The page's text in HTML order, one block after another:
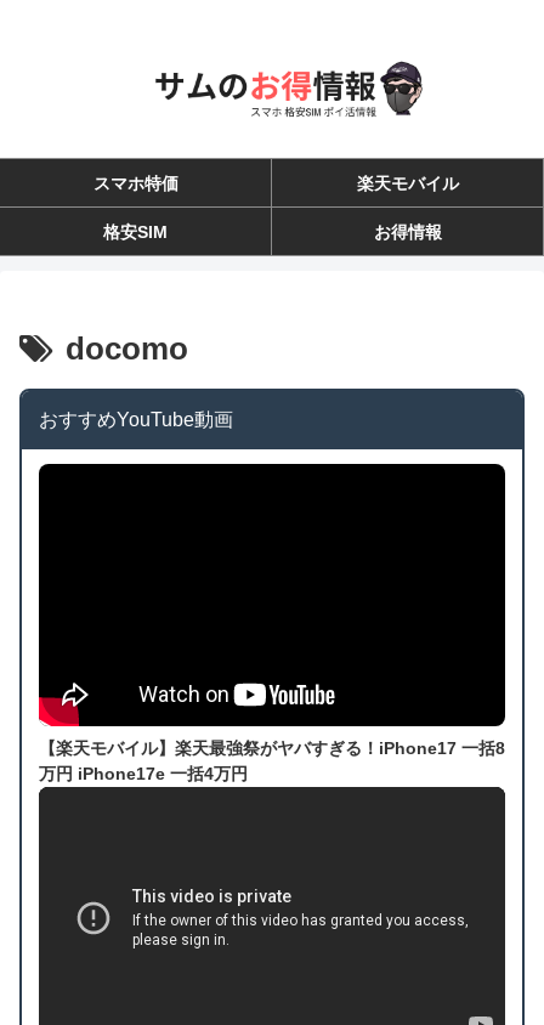
スマホ特価 楽天モバイル
格安SIM お得情報
docomo
おすすめYouTube動画
【楽天モバイル】楽天最強祭がヤバすぎる！iPhone17 一括8
万円 iPhone17e 一括4万円